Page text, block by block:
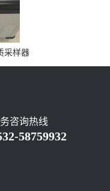
采样器
咨询热线
58759932